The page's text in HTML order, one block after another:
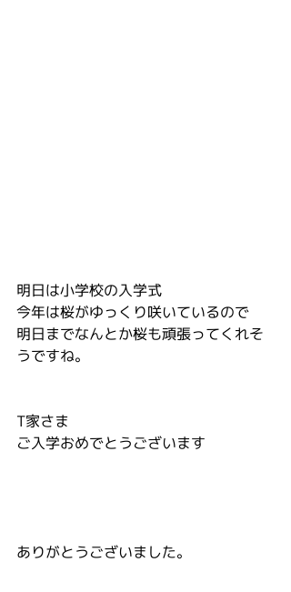
明日は小学校の入学式
今年は桜がゆっくり咲いているので
明日までなんとか桜も頑張ってくれそ
うですね。
T家さま
ご入学おめでとうございます
ありがとうございました。